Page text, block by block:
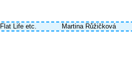
Flat Life etc. Martina Růžičková